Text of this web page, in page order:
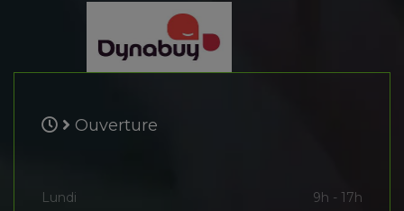
Ouverture
Lundi 9h - 17h